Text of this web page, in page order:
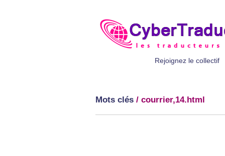
Rejoignez le collectif
Mots clés / courrier,14.html